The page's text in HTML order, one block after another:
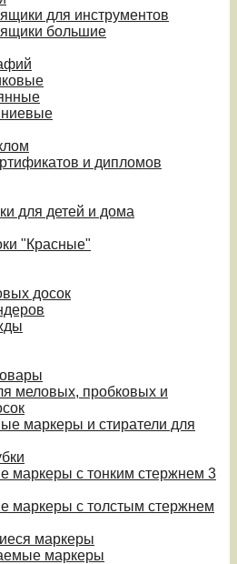
для инструментов
большие
и дипломов
для детей и дома
"Красные"
досок
меловых, пробковых и
маркеры и стиратели для
маркеры с тонким стержнем 3
маркеры с толстым стержнем
маркеры
маркеры